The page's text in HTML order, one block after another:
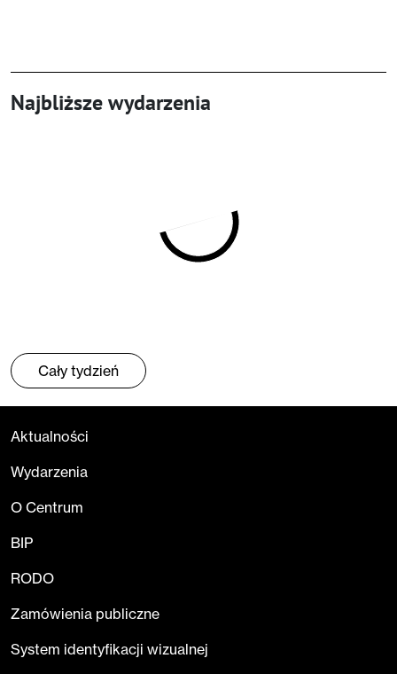
Najbliższe wydarzenia
Cały tydzień
Aktualności
Wydarzenia
O Centrum
BIP
RODO
Zamówienia publiczne
System identyfikacji wizualnej